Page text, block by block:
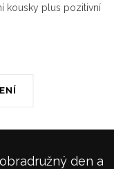
kousky plus pozitivní
den a